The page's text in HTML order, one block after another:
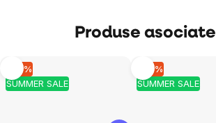
Produse asociate
SUMMER SALE
–10 %
SUMMER SALE
–10 %